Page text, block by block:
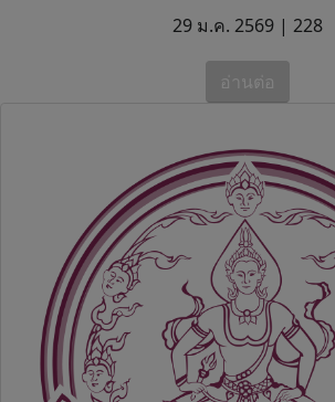
29 ม.ค. 2569 | 228
อ่านต่อ